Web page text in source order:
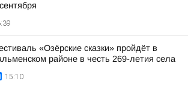
«Озёрские сказки» пройдёт в
районе в честь 269-летия села
15:10